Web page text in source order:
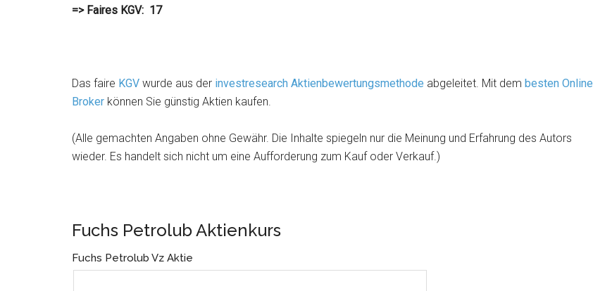
=> Faires KGV: 17
Das faire KGV wurde aus der investresearch Aktienbewertungsmethode abgeleitet. Mit dem besten Online
Broker können Sie günstig Aktien kaufen.
(Alle gemachten Angaben ohne Gewähr. Die Inhalte spiegeln nur die Meinung und Erfahrung des Autors
wieder. Es handelt sich nicht um eine Aufforderung zum Kauf oder Verkauf.)
Fuchs Petrolub Aktienkurs
Fuchs Petrolub Vz Aktie